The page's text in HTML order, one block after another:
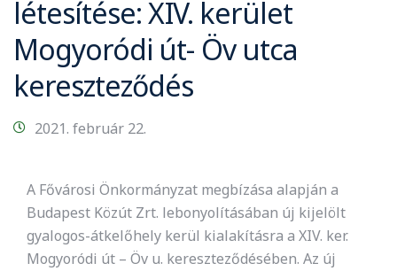
létesítése: XIV. kerület
Mogyoródi út- Öv utca
kereszteződés
2021. február 22.
A Fővárosi Önkormányzat megbízása alapján a
Budapest Közút Zrt. lebonyolításában új kijelölt
gyalogos-átkelőhely kerül kialakításra a XIV. ker.
Mogyoródi út – Öv u. kereszteződésében. Az új